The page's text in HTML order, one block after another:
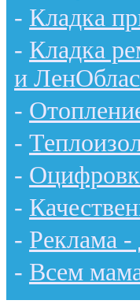
- Кладка
- Кладка
и
-
-
-
-
- Реклама -
- Всем